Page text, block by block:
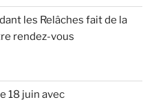
les Relâches fait de la
rendez-vous
18 juin avec